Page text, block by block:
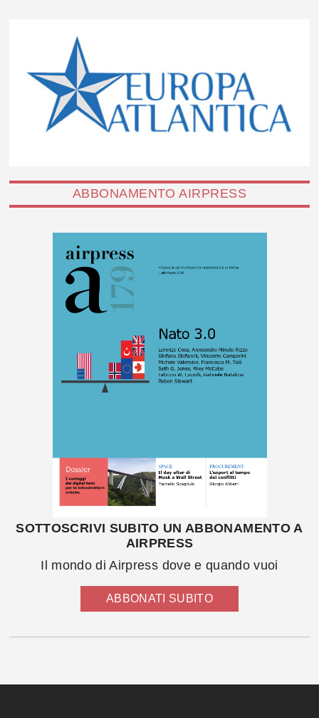
ABBONAMENTO AIRPRESS
SOTTOSCRIVI SUBITO UN ABBONAMENTO A
AIRPRESS
Il mondo di Airpress dove e quando vuoi
ABBONATI SUBITO